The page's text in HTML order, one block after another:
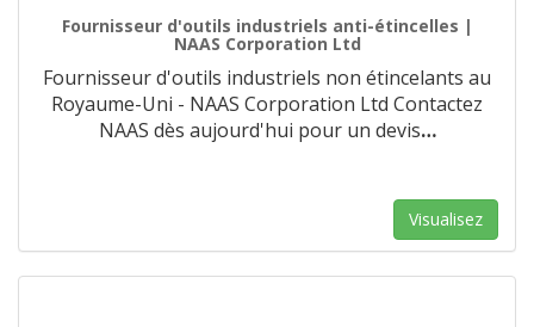
Fournisseur d'outils industriels anti-étincelles |
NAAS Corporation Ltd
Fournisseur d'outils industriels non étincelants au
Royaume-Uni - NAAS Corporation Ltd Contactez
NAAS dès aujourd'hui pour un devis…
Visualisez